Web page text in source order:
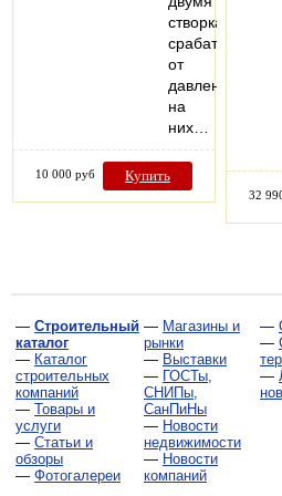
створками,
от
давления
на
них…
10 000 руб Купить
32
— Строительный
каталог
— Каталог
строительных
компаний
— Товары и
услуги
— Статьи и
обзоры
— Фотогалереи
— Магазины и
рынки
— Выставки
— ГОСТы,
СНИПы,
СанПиНы
— Новости
недвижимости
— Новости
компаний
—
—
—